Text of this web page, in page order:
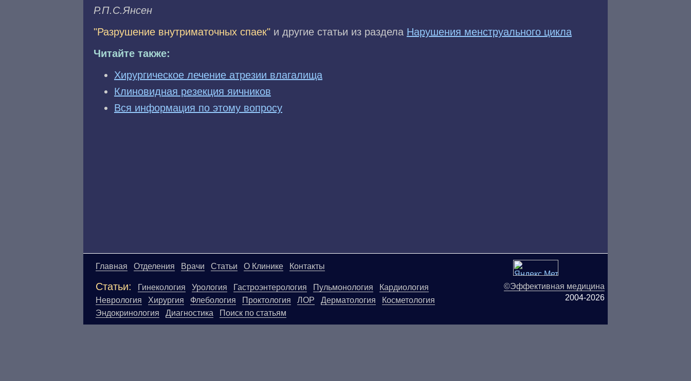
P.П.С.Янceн
"Разрушение внутриматочных спаек" и другие статьи из раздела Нарушения менструального цикла
Читайте также:
Хирургическое лечение атрезии влагалища
Клиновидная резекция яичников
Вся информация по этому вопросу
Главная Отделения Врачи Статьи О Клинике Контакты
Статьи: Гинекология Урология Гастроэнтерология Пульмонология
Кардиология
Неврология
Хирургия Флебология Проктология ЛОР Дерматология
Косметология
Эндокринология
Диагностика Поиск по статьям
©Эффективная медицина
2004-2026